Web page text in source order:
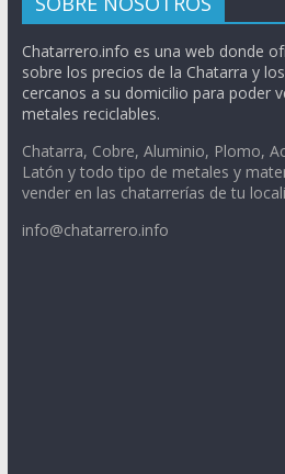
Chatarrero.info es una web donde
sobre los precios de la Chatarra y
cercanos a su domicilio para poder
metales reciclables.
Chatarra, Cobre, Aluminio, Plomo,
Latón y todo tipo de metales y
vender en las chatarrerías de tu
info@chatarrero.info